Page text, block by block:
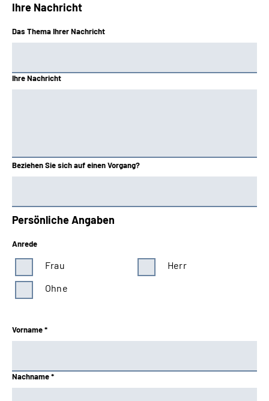
Ihre Nachricht
Das Thema Ihrer Nachricht
Ihre Nachricht
Beziehen Sie sich auf einen Vorgang?
Persönliche Angaben
Anrede
Frau
Herr
Ohne
Vorname *
Nachname *